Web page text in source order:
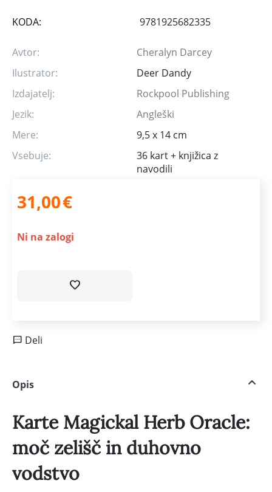
KODA: 9781925682335
Avtor:
Cheralyn Darcey
Ilustrator:
Deer Dandy
Izdajatelj:
Rockpool Publishing
Jezik:
Angleški
Mere:
9,5 x 14 cm
Vsebuje:
36 kart + knjižica z
navodili
31,00€
Ni na zalogi
Deli
Opis
Karte Magickal Herb Oracle:
moč zelišč in duhovno
vodstvo